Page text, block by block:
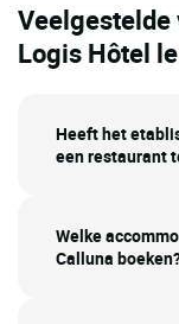
Veelgestelde
Logis Hôtel
Heeft het
een restaurant
Welke
Calluna